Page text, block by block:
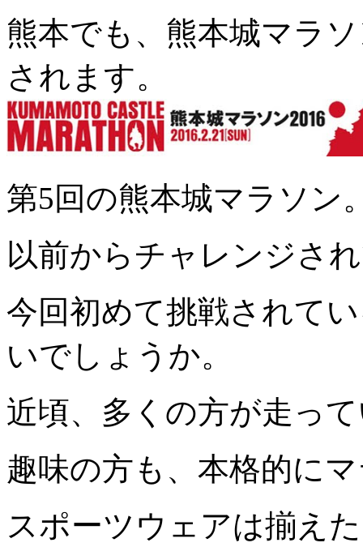
熊本でも、熊本城マラ
されます。
第5回の熊本城マラソン
以前からチャレンジさ
今回初めて挑戦されて
いでしょうか。
近頃、多くの方が走っ
趣味の方も、本格的に
スポーツウェアは揃え